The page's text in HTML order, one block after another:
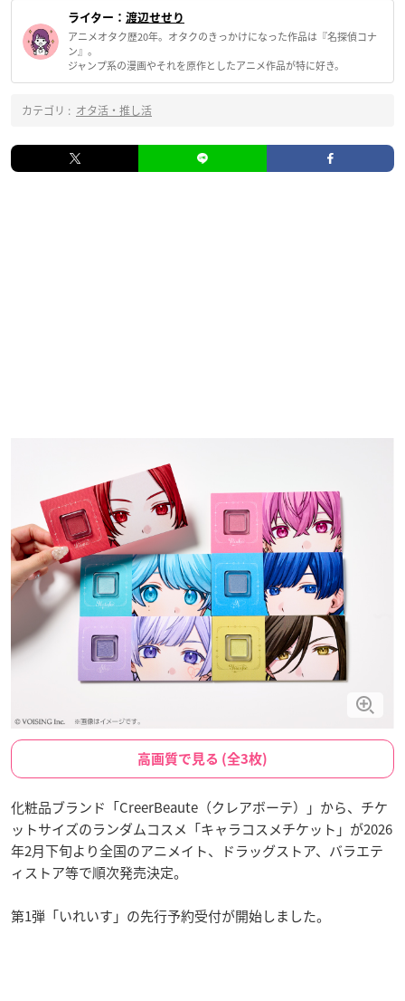
ライター： 渡辺せせり
アニメオタク歴20年。オタクのきっかけになった作品は『名探偵コナ
ン』。
ジャンプ系の漫画やそれを原作としたアニメ作品が特に好き。
カテゴリ : オタ活・推し活
高画質で見る (全3枚)
化粧品ブランド「CreerBeaute（クレアボーテ）」から、チケ
ットサイズのランダムコスメ「キャラコスメチケット」が2026
年2月下旬より全国のアニメイト、ドラッグストア、バラエテ
ィストア等で順次発売決定。
第1弾「いれいす」の先行予約受付が開始しました。